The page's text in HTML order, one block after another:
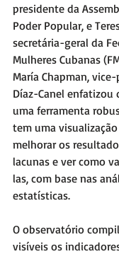
presidente da
Poder Popular, e
secretária-geral da
Mulheres Cubanas
María Chapman,
Díaz-Canel enfatizou
uma ferramenta
tem uma
melhorar os
lacunas e ver como
las, com base nas
estatísticas.
O observatório
visíveis os